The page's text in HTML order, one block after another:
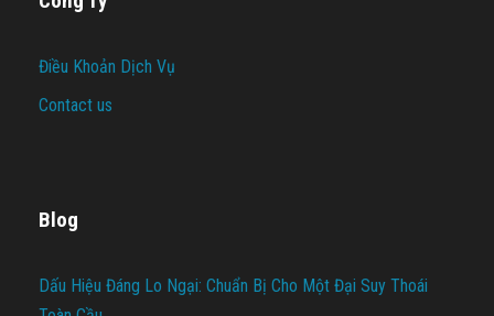
Điều Khoản Dịch Vụ
Contact us
Blog
Dấu Hiệu Đáng Lo Ngại: Chuẩn Bị Cho Một Đại Suy Thoái